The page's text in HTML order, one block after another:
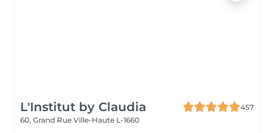
L'Institut by Claudia
457
60, Grand Rue Ville-Haute L-1660